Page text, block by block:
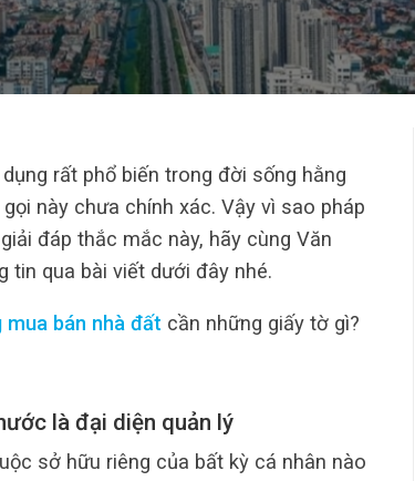
rất phổ biến trong đời sống hằng
này chưa chính xác. Vậy vì sao pháp
đáp thắc mắc này, hãy cùng Văn
tin qua bài viết dưới đây nhé.
mua bán nhà đất cần những giấy tờ gì?
là đại diện quản lý
sở hữu riêng của bất kỳ cá nhân nào